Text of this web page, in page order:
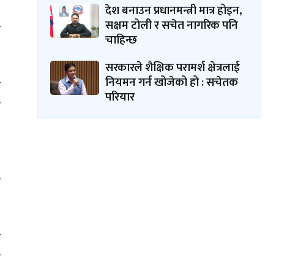
देश बनाउन प्रधानमन्त्री मात्र होइन,
सक्षम टोली र सचेत नागरिक पनि
चाहिन्छ
सरकारले शैक्षिक परामर्श क्षेत्रलाई
नियमन गर्न खोजेको हो : सचेतक
परियार